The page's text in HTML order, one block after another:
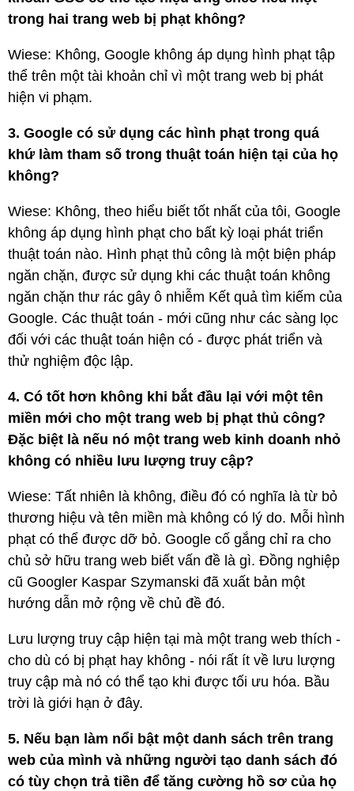
trong hai trang web bị phạt không?
Wiese: Không, Google không áp dụng hình phạt tập
thể trên một tài khoản chỉ vì một trang web bị phát
hiện vi phạm.
3. Google có sử dụng các hình phạt trong quá
khứ làm tham số trong thuật toán hiện tại của họ
không?
Wiese: Không, theo hiểu biết tốt nhất của tôi, Google
không áp dụng hình phạt cho bất kỳ loại phát triển
thuật toán nào. Hình phạt thủ công là một biện pháp
ngăn chặn, được sử dụng khi các thuật toán không
ngăn chặn thư rác gây ô nhiễm Kết quả tìm kiếm của
Google. Các thuật toán - mới cũng như các sàng lọc
đối với các thuật toán hiện có - được phát triển và
thử nghiệm độc lập.
4. Có tốt hơn không khi bắt đầu lại với một tên
miền mới cho một trang web bị phạt thủ công?
Đặc biệt là nếu nó một trang web kinh doanh nhỏ
không có nhiều lưu lượng truy cập?
Wiese: Tất nhiên là không, điều đó có nghĩa là từ bỏ
thương hiệu và tên miền mà không có lý do. Mỗi hình
phạt có thể được dỡ bỏ. Google cố gắng chỉ ra cho
chủ sở hữu trang web biết vấn đề là gì. Đồng nghiệp
cũ Googler Kaspar Szymanski đã xuất bản một
hướng dẫn mở rộng về chủ đề đó.
Lưu lượng truy cập hiện tại mà một trang web thích -
cho dù có bị phạt hay không - nói rất ít về lưu lượng
truy cập mà nó có thể tạo khi được tối ưu hóa. Bầu
trời là giới hạn ở đây.
5. Nếu bạn làm nổi bật một danh sách trên trang
web của mình và những người tạo danh sách đó
có tùy chọn trả tiền để tăng cường hồ sơ của họ